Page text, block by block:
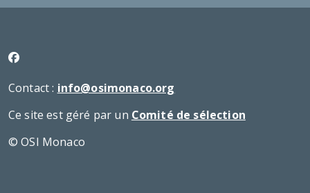
Contact : info@osimonaco.org
Ce site est géré par un Comité de sélection
© OSI Monaco